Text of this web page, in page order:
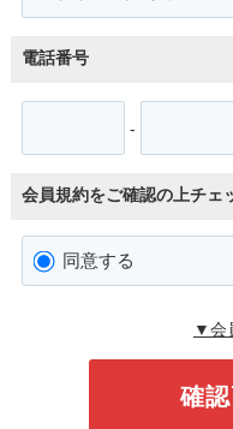
電話番号
-
会員規約をご確認の上チェ
同意する
▼会